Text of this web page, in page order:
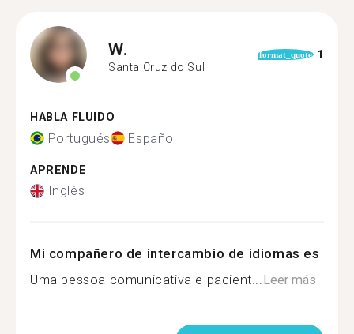
W.
Santa Cruz do Sul
format_quote 1
HABLA FLUIDO
Portugués Español
APRENDE
Inglés
Mi compañero de intercambio de idiomas es
Uma pessoa comunicativa e pacient...Leer más